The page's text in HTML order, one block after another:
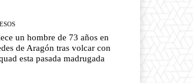
un hombre de 73 años en
de Aragón tras volcar con
esta pasada madrugada